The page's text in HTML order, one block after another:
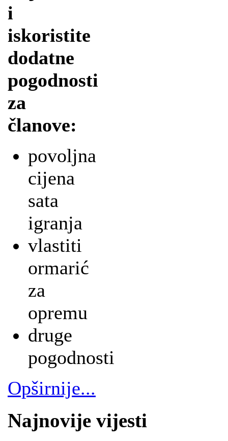
i
iskoristite
dodatne
pogodnosti
za
članove:
povoljna
cijena
sata
igranja
vlastiti
ormarić
za
opremu
druge
pogodnosti
Opširnije...
Najnovije vijesti